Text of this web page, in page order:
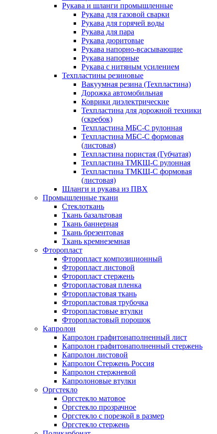
Рукава и шланги промышленные
Рукава для газовой сварки
Рукава для горячей воды
Рукава для пара
Рукава дюритовые
Рукава напорно-всасывающие
Рукава напорные
Рукава с нитяным усилением
Техпластины резиновые
Вакуумная резина (Техпластина)
Дорожка автомобильная
Коврики диэлектрические
Техпластина для дорожной техники
(скребок)
Техпластина МБС-С рулонная
Техпластина МБС-С формовая
(листовая)
Техпластина пористая (Губчатая)
Техпластина ТМКЩ-С рулонная
Техпластина ТМКЩ-С формовая
(листовая)
Шланги и рукава из ПВХ
Промышленные ткани
Стеклоткань
Ткань базальтовая
Ткань баннерная
Ткань брезентовая
Ткань кремнеземная
Фторопласт
Фторопласт композиционный
Фторопласт листовой
Фторопласт стержень
Фторопластовая пленка
Фторопластовая ткань
Фторопластовая трубочка
Фторопластовые втулки
Фторопластовый порошок
Капролон
Капролон графитонаполненный лист
Капролон графитонаполненный стержень
Капролон листовой
Капролон Стержень Россия
Капролон стержневой
Капролоновые втулки
Оргстекло
Оргстекло матовое
Оргстекло прозрачное
Оргстекло с порезкой в размер
Оргстекло стержень